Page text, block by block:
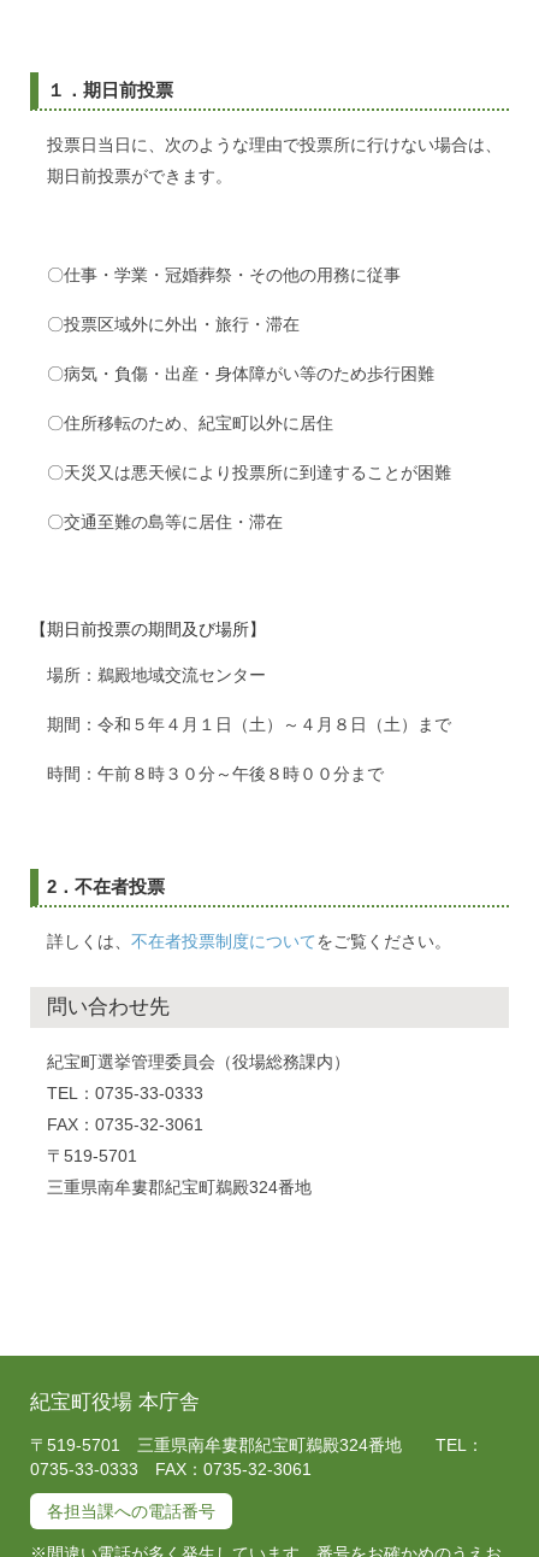
１．期日前投票
投票日当日に、次のような理由で投票所に行けない場合は、
期日前投票ができます。
〇仕事・学業・冠婚葬祭・その他の用務に従事
〇投票区域外に外出・旅行・滞在
〇病気・負傷・出産・身体障がい等のため歩行困難
〇住所移転のため、紀宝町以外に居住
〇天災又は悪天候により投票所に到達することが困難
〇交通至難の島等に居住・滞在
【期日前投票の期間及び場所】
場所：鵜殿地域交流センター
期間：令和５年４月１日（土）～４月８日（土）まで
時間：午前８時３０分～午後８時００分まで
2．不在者投票
詳しくは、 不在者投票制度についてをご覧ください。
問い合わせ先
紀宝町選挙管理委員会（役場総務課内）
TEL：0735-33-0333
FAX：0735-32-3061
〒519-5701
三重県南牟婁郡紀宝町鵜殿324番地
紀宝町役場 本庁舎
〒519-5701 三重県南牟婁郡紀宝町鵜殿324番地 TEL：
0735-33-0333 FAX：0735-32-3061
各担当課への電話番号